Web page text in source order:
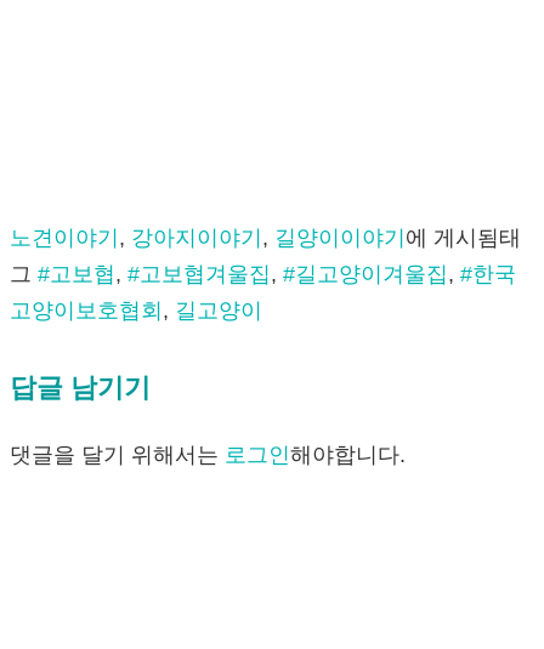
노견이야기 , 강아지이야기 , 길양이이야기 에 게시됨 태
그 #고보협, #고보협겨울집 , #길고양이겨울집 , #한국
고양이보호협회 , 길고양이
답글 남기기
댓글을 달기 위해서는 로그인해야합니다.